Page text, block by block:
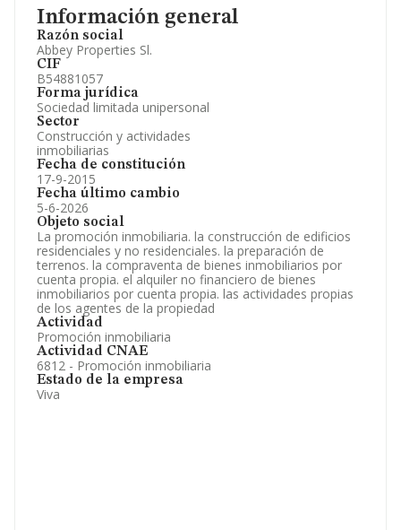
Información general
Razón social
Abbey Properties Sl.
CIF
B54881057
Forma jurídica
Sociedad limitada unipersonal
Sector
Construcción y actividades
inmobiliarias
Fecha de constitución
17-9-2015
Fecha último cambio
5-6-2026
Objeto social
La promoción inmobiliaria. la construcción de edificios
residenciales y no residenciales. la preparación de
terrenos. la compraventa de bienes inmobiliarios por
cuenta propia. el alquiler no financiero de bienes
inmobiliarios por cuenta propia. las actividades propias
de los agentes de la propiedad
Actividad
Promoción inmobiliaria
Actividad CNAE
6812 - Promoción inmobiliaria
Estado de la empresa
Viva
Información oficial y registral complementaria.